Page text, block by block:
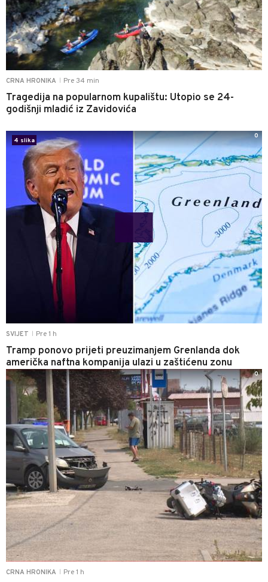
CRNA HRONIKA Pre 34 min
Tragedija na popularnom kupalištu: Utopio se 24-
godišnji mladić iz Zavidovića
SVIJET Pre 1 h
Tramp ponovo prijeti preuzimanjem Grenlanda dok
američka naftna kompanija ulazi u zaštićenu zonu
4 slika
0
CRNA HRONIKA Pre 1 h
0